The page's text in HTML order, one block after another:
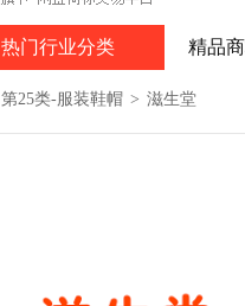
热门行业分类 精品
第25类-服装鞋帽 > 滋生堂